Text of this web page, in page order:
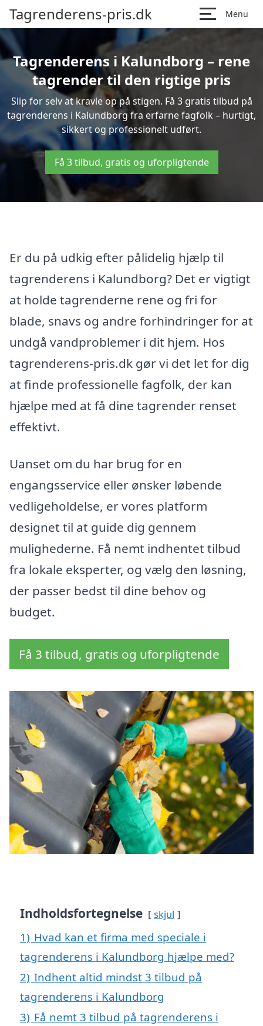
Tagrenderens-pris.dk Menu
Tagrenderens i Kalundborg – rene
tagrender til den rigtige pris
Slip for selv at kravle op på stigen. Få 3 gratis tilbud på
tagrenderens i Kalundborg fra erfarne fagfolk – hurtigt,
sikkert og professionelt udført.
Få 3 tilbud, gratis og uforpligtende
Er du på udkig efter pålidelig hjælp til
tagrenderens i Kalundborg? Det er vigtigt
at holde tagrenderne rene og fri for
blade, snavs og andre forhindringer for at
undgå vandproblemer i dit hjem. Hos
tagrenderens-pris.dk gør vi det let for dig
at finde professionelle fagfolk, der kan
hjælpe med at få dine tagrender renset
effektivt.
Uanset om du har brug for en
engangsservice eller ønsker løbende
vedligeholdelse, er vores platform
designet til at guide dig gennem
mulighederne. Få nemt indhentet tilbud
fra lokale eksperter, og vælg den løsning,
der passer bedst til dine behov og
budget.
Få 3 tilbud, gratis og uforpligtende
Indholdsfortegnelse skjul
1) Hvad kan et firma med speciale i
tagrenderens i Kalundborg hjælpe med?
2) Indhent altid mindst 3 tilbud på
tagrenderens i Kalundborg
3) Få nemt 3 tilbud på tagrenderens i